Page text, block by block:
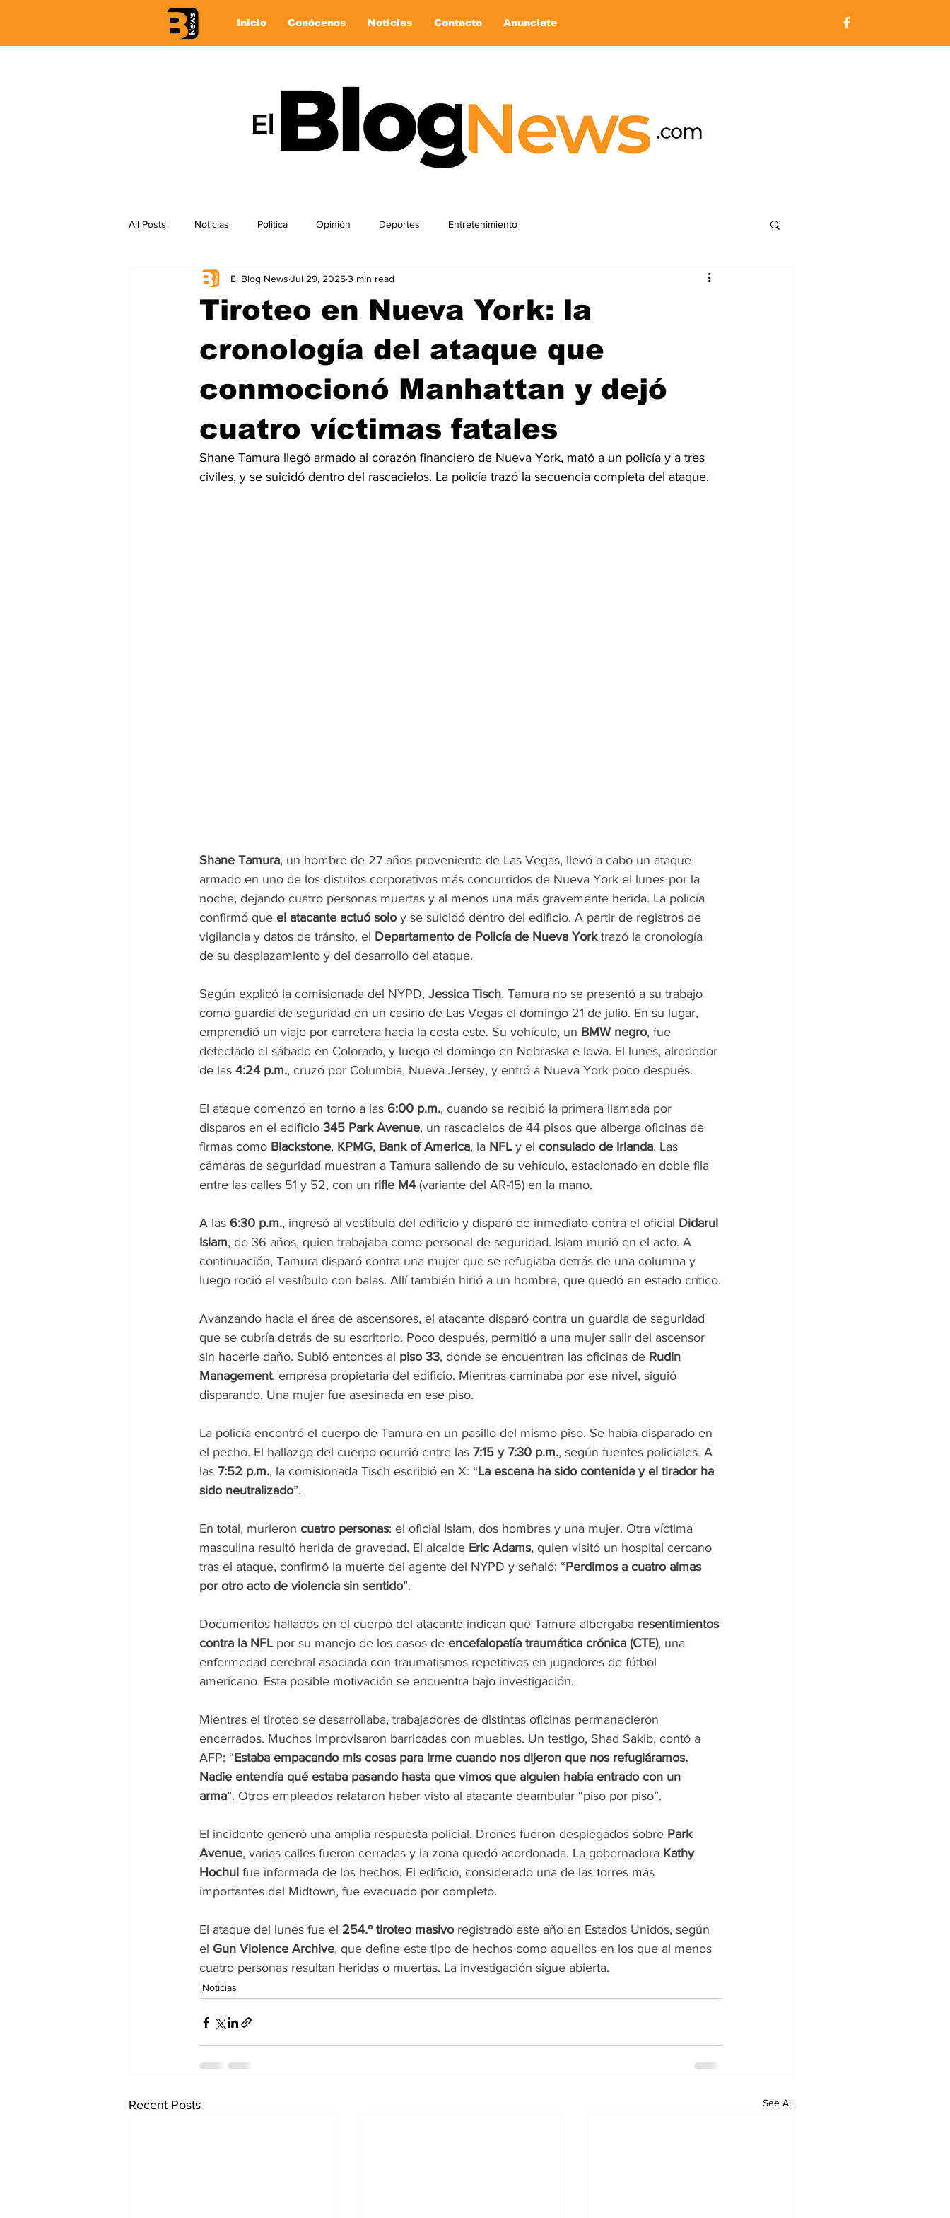
Inicio Conócenos Noticias Contacto Anunciate
All Posts Noticias Politica Opinión Deportes Entretenimiento
Tiroteo en Nueva York: la
cronología del ataque que
conmocionó Manhattan y dejó
cuatro víctimas fatales
El Blog News Jul 29, 20253 min read
Shane Tamura llegó armado al corazón financiero de Nueva York, mató a un policía y a tres
civiles, y se suicidó dentro del rascacielos. La policía trazó la secuencia completa del ataque.
Shane Tamura, un hombre de 27 años proveniente de Las Vegas, llevó a cabo un ataque
armado en uno de los distritos corporativos más concurridos de Nueva York el lunes por la
noche, dejando cuatro personas muertas y al menos una más gravemente herida. La policía
confirmó que el atacante actuó solo y se suicidó dentro del edificio. A partir de registros de
vigilancia y datos de tránsito, el Departamento de Policía de Nueva York trazó la cronología
de su desplazamiento y del desarrollo del ataque.
Según explicó la comisionada del NYPD, Jessica Tisch, Tamura no se presentó a su trabajo
como guardia de seguridad en un casino de Las Vegas el domingo 21 de julio. En su lugar,
emprendió un viaje por carretera hacia la costa este. Su vehículo, un BMW negro, fue
detectado el sábado en Colorado, y luego el domingo en Nebraska e Iowa. El lunes, alrededor
de las 4:24 p.m., cruzó por Columbia, Nueva Jersey, y entró a Nueva York poco después.
El ataque comenzó en torno a las 6:00 p.m., cuando se recibió la primera llamada por
disparos en el edificio 345 Park Avenue, un rascacielos de 44 pisos que alberga oficinas de
firmas como Blackstone, KPMG, Bank of America, la NFL y el consulado de Irlanda. Las
cámaras de seguridad muestran a Tamura saliendo de su vehículo, estacionado en doble fila
entre las calles 51 y 52, con un rifle M4 (variante del AR-15) en la mano.
A las 6:30 p.m., ingresó al vestíbulo del edificio y disparó de inmediato contra el oficial Didarul
Islam, de 36 años, quien trabajaba como personal de seguridad. Islam murió en el acto. A
continuación, Tamura disparó contra una mujer que se refugiaba detrás de una columna y
luego roció el vestíbulo con balas. Allí también hirió a un hombre, que quedó en estado crítico.
Avanzando hacia el área de ascensores, el atacante disparó contra un guardia de seguridad
que se cubría detrás de su escritorio. Poco después, permitió a una mujer salir del ascensor
sin hacerle daño. Subió entonces al piso 33, donde se encuentran las oficinas de Rudin
Management, empresa propietaria del edificio. Mientras caminaba por ese nivel, siguió
disparando. Una mujer fue asesinada en ese piso.
La policía encontró el cuerpo de Tamura en un pasillo del mismo piso. Se había disparado en
el pecho. El hallazgo del cuerpo ocurrió entre las 7:15 y 7:30 p.m., según fuentes policiales. A
las 7:52 p.m., la comisionada Tisch escribió en X: “La escena ha sido contenida y el tirador ha
sido neutralizado”.
En total, murieron cuatro personas: el oficial Islam, dos hombres y una mujer. Otra víctima
masculina resultó herida de gravedad. El alcalde Eric Adams, quien visitó un hospital cercano
tras el ataque, confirmó la muerte del agente del NYPD y señaló: “Perdimos a cuatro almas
por otro acto de violencia sin sentido”.
Documentos hallados en el cuerpo del atacante indican que Tamura albergaba resentimientos
contra la NFL por su manejo de los casos de encefalopatía traumática crónica (CTE), una
enfermedad cerebral asociada con traumatismos repetitivos en jugadores de fútbol
americano. Esta posible motivación se encuentra bajo investigación.
Mientras el tiroteo se desarrollaba, trabajadores de distintas oficinas permanecieron
encerrados. Muchos improvisaron barricadas con muebles. Un testigo, Shad Sakib, contó a
AFP: “Estaba empacando mis cosas para irme cuando nos dijeron que nos refugiáramos.
Nadie entendía qué estaba pasando hasta que vimos que alguien había entrado con un
arma”. Otros empleados relataron haber visto al atacante deambular “piso por piso”.
El incidente generó una amplia respuesta policial. Drones fueron desplegados sobre Park
Avenue, varias calles fueron cerradas y la zona quedó acordonada. La gobernadora Kathy
Hochul fue informada de los hechos. El edificio, considerado una de las torres más
importantes del Midtown, fue evacuado por completo.
El ataque del lunes fue el 254.º tiroteo masivo registrado este año en Estados Unidos, según
el Gun Violence Archive, que define este tipo de hechos como aquellos en los que al menos
cuatro personas resultan heridas o muertas. La investigación sigue abierta.
Noticias
Recent Posts See All